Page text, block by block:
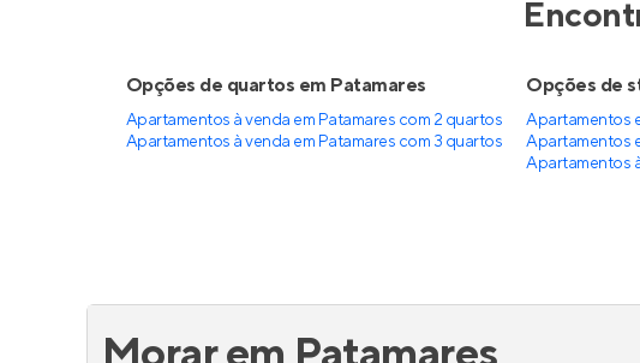
Ilha de Lanai Sensia Urban
Em construçãoem